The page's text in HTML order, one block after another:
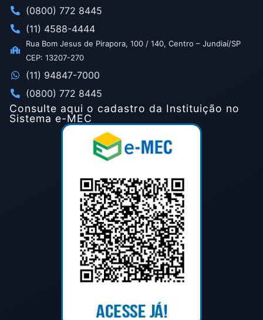
(0800) 772 8445
(11) 4588-4444
Rua Bom Jesus de Pirapora, 100 / 140, Centro – Jundiaí/SP
CEP: 13207-270
(11) 94847-7000
(0800) 772 8445
Consulte aqui o cadastro da Instituição no
Sistema e-MEC